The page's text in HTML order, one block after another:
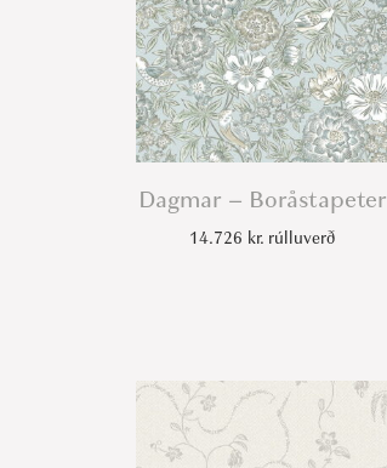
Dagmar – Boråstapeter
14.726 kr. rúlluverð